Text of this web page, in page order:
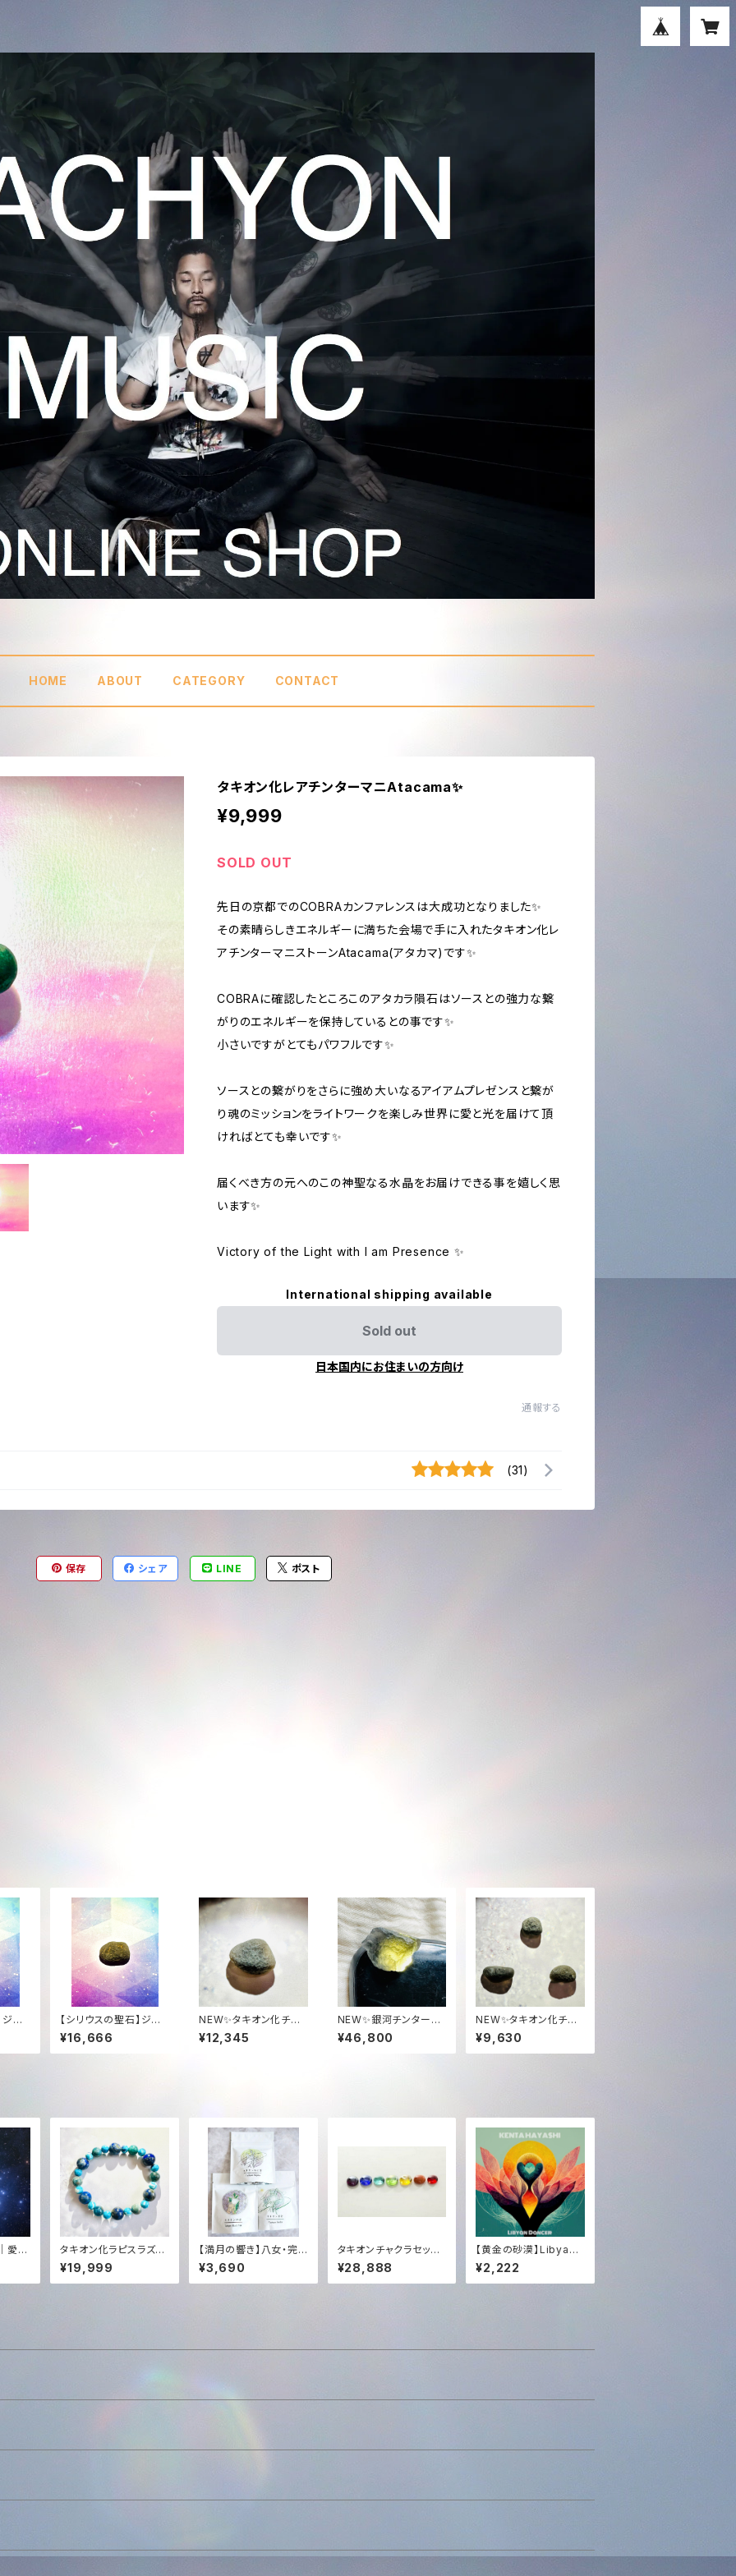
HOME ABOUT CATEGORY CONTACT
タキオン化レアチンターマニAtacama✨
¥9,999
SOLD OUT
先日の京都でのCOBRAカンファレンスは大成功となりました✨
その素晴らしきエネルギーに満ちた会場で手に入れたタキオン化レ
アチンターマニストーンAtacama(アタカマ)です✨
COBRAに確認したところこのアタカラ隕石はソースとの強力な繋
がりのエネルギーを保持しているとの事です✨
小さいですがとてもパワフルです✨
ソースとの繋がりをさらに強め大いなるアイアムプレゼンスと繋が
り魂のミッションをライトワークを楽しみ世界に愛と光を届けて頂
ければとても幸いです✨
届くべき方の元へのこの神聖なる水晶をお届けできる事を嬉しく思
います✨
Victory of the Light with I am Presence ✨
International shipping available
Sold out
日本国内にお住まいの方向け
通報する
(31)
保存 シェア LINE ポスト
ジェ
的
【シリウスの聖石】ジェ
ムグレード・チンターマ
ニストーン (5.3g)｜至
高の透明度 ＋ 恒久的
¥16,666
NEW✨タキオン化チン
ターマニストーン高品質
ジェムグレード✨3.7g
¥12,345
NEW✨銀河チンターマ
ニストーン5.9グラム✨
¥46,800
NEW✨タキオン化チン
ターマニストーン高品質
ジェムグレード✨2-3g
✨
¥9,630
愛と
タキ
タキオン化ラピスラズリ
&天然石オリジナルブレ
ンドブレスレット✨
¥19,999
【満月の響き】八女・完
全自然栽培茶 (3点セッ
ト)｜Tachyon Sound
Infused by KENTA H
¥3,690
タキオンチャクラセット
✨
¥28,888
【黄金の砂漠】Libyan
Dancer (HD High Qu
ality Audio) | Tachy
on Sound × Dragon
¥2,222